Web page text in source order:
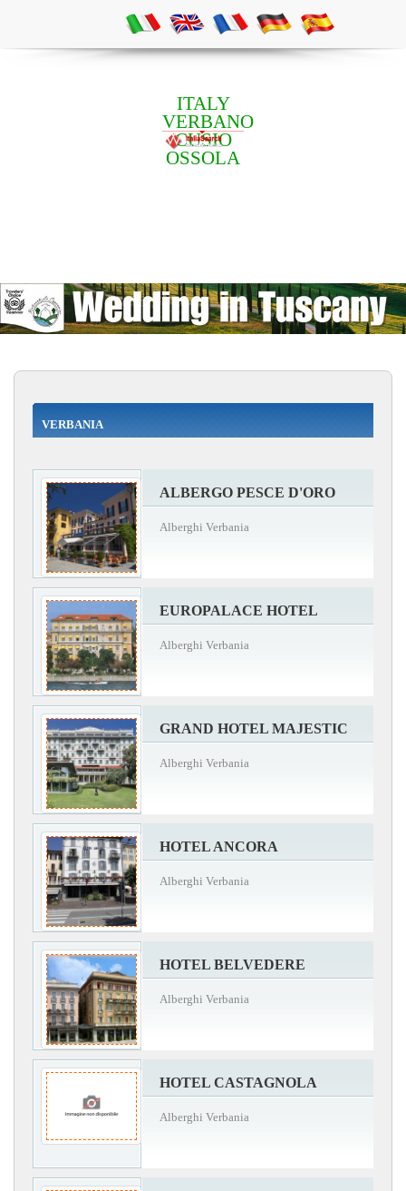
ITALY
VERBANO
CUSIO
OSSOLA
VERBANIA
ALBERGO PESCE D'ORO
Alberghi Verbania
EUROPALACE HOTEL
Alberghi Verbania
GRAND HOTEL MAJESTIC
Alberghi Verbania
HOTEL ANCORA
Alberghi Verbania
HOTEL BELVEDERE
Alberghi Verbania
HOTEL CASTAGNOLA
Alberghi Verbania